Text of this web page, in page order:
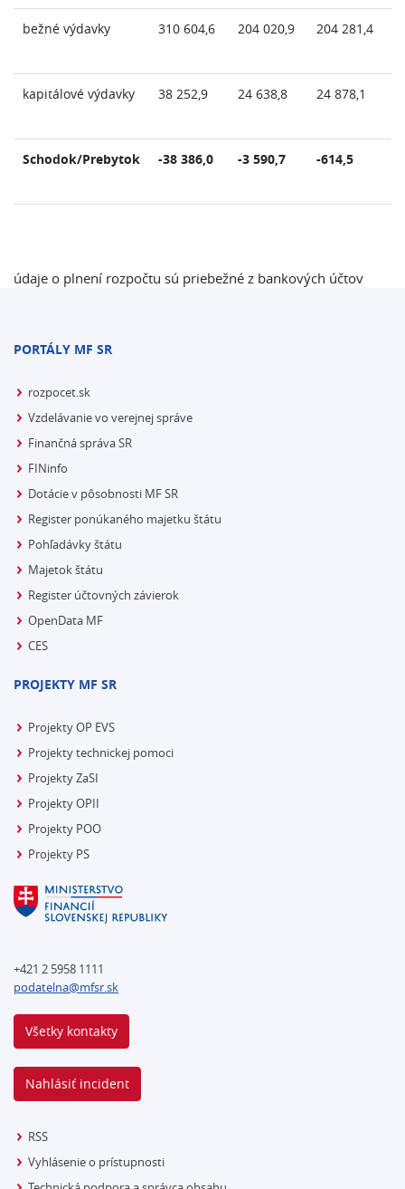
bežné výdavky 310 604,6 204 020,9 204 281,4
kapitálové výdavky 38 252,9 24 638,8 24 878,1
Schodok/Prebytok -38 386,0 -3 590,7 -614,5
údaje o plnení rozpočtu sú priebežné z bankových účtov
PORTÁLY MF SR
rozpocet.sk
Vzdelávanie vo verejnej správe
Finančná správa SR
FINinfo
Dotácie v pôsobnosti MF SR
Register ponúkaného majetku štátu
Pohľadávky štátu
Majetok štátu
Register účtovných závierok
OpenData MF
CES
PROJEKTY MF SR
Projekty OP EVS
Projekty technickej pomoci
Projekty ZaSI
Projekty OPII
Projekty POO
Projekty PS
+421 2 5958 1111
podatelna@mfsr.sk
Všetky kontakty
Nahlásiť incident
RSS
Vyhlásenie o prístupnosti